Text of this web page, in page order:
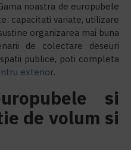
noastra de europubele
capacitati variate, utilizare
organizarea mai buna
de colectare deseuri
publice, poti completa
exterior.
si
de volum si